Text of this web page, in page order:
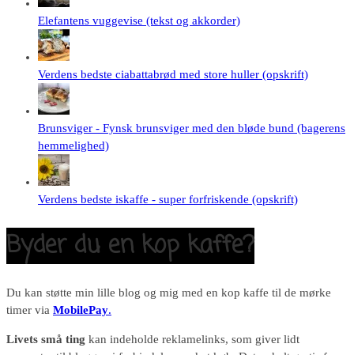
Elefantens vuggevise (tekst og akkorder)
Verdens bedste ciabattabrød med store huller (opskrift)
Brunsviger - Fynsk brunsviger med den bløde bund (bagerens
hemmelighed)
Verdens bedste iskaffe - super forfriskende (opskrift)
Byder du en kop kaffe?
Du kan støtte min lille blog og mig med en kop kaffe til de mørke
timer via MobilePay.
Livets små ting kan indeholde reklamelinks, som giver lidt